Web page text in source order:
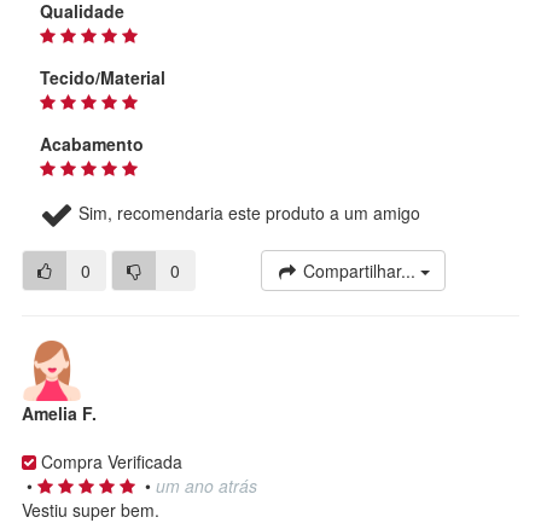
Qualidade
Tecido/Material
Acabamento
Sim, recomendaria este produto a um amigo
0 0 Compartilhar...
Amelia F.
Compra Verificada
•
• um ano atrás
Vestiu super bem.